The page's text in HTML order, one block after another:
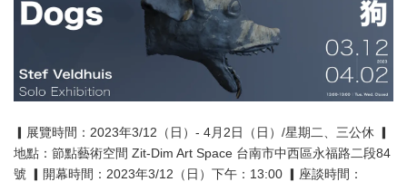
▎展覽時間：2023年3/12（日）- 4月2日（日）/星期二、三公休 ▎
地點：節點藝術空間 Zit-Dim Art Space 台南市中西區永福路二段84
號 ▎開幕時間：2023年3/12（日）下午：13:00 ▎座談時間：